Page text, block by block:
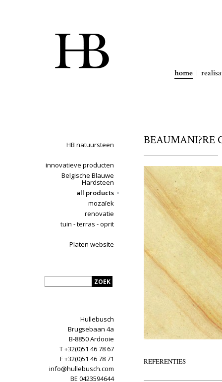
home
HB natuursteen
innovatieve producten
Belgische Blauwe
Hardsteen
all products
mozaïek
renovatie
tuin - terras - oprit
Platen website
Hullebusch
Brugsebaan 4a
B-8850 Ardooie
T +32(0)51 46 78 67
F +32(0)51 46 78 71
info@hullebusch.com
BE 0423594644
BEAUMANI?RE
REFERENTIES